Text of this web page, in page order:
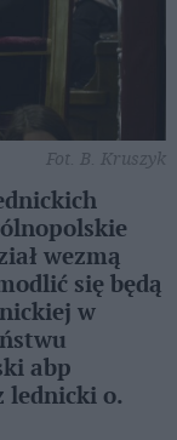
Fot. B. Kruszyk
wezmą
się będą
w
abp
lednicki o.